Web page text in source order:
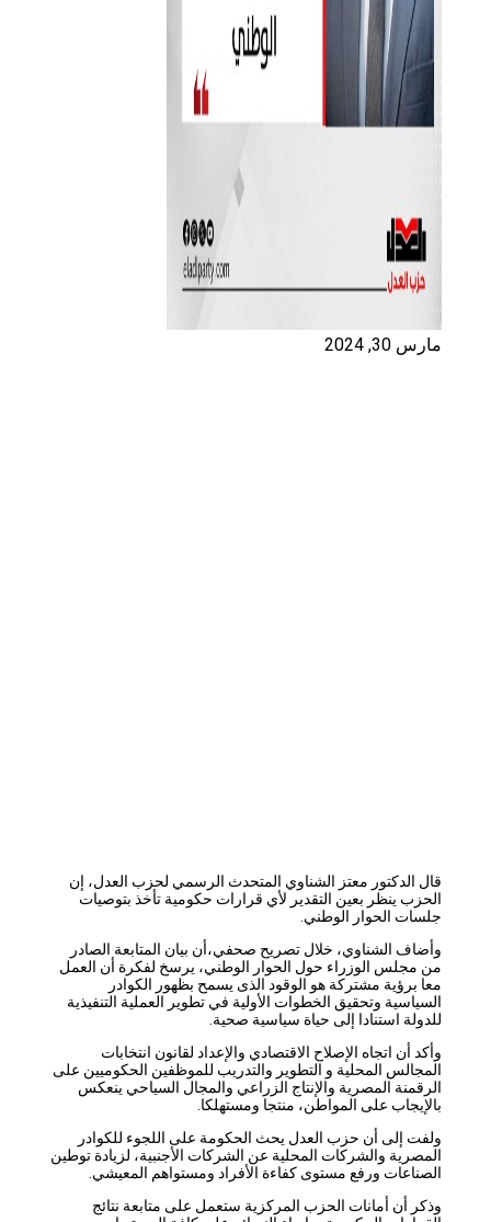
مارس 30, 2024
قال الدكتور معتز الشناوي المتحدث الرسمي لحزب العدل، إن
الحزب ينظر بعين التقدير لأي قرارات حكومية تأخذ بتوصيات
جلسات الحوار الوطني.
وأضاف الشناوي، خلال تصريح صحفي،أن بيان المتابعة الصادر
من مجلس الوزراء حول الحوار الوطني، يرسخ لفكرة أن العمل
معا برؤية مشتركة هو الوقود الذى يسمح بظهور الكوادر
السياسية وتحقيق الخطوات الأولية في تطوير العملية التنفيذية
للدولة استنادا إلى حياة سياسية صحية.
وأكد أن اتجاه الإصلاح الاقتصادي والإعداد لقانون انتخابات
المجالس المحلية و التطوير والتدريب للموظفين الحكوميين على
الرقمنة المصرية والإنتاج الزراعي والمجال السياحي ينعكس
بالإيجاب على المواطن، منتجا ومستهلكا.
ولفت إلى أن حزب العدل يحث الحكومة على اللجوء للكوادر
المصرية والشركات المحلية عن الشركات الأجنبية، لزيادة توطين
الصناعات ورفع مستوى كفاءة الأفراد ومستواهم المعيشي.
وذكر أن أمانات الحزب المركزية ستعمل على متابعة نتائج